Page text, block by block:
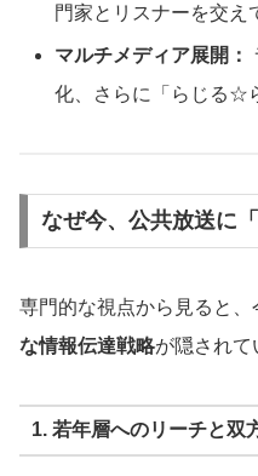
門家とリスナーを交え
マルチメディア展開：
化、さらに「らじる☆
なぜ今、公共放送に
専門的な視点から見ると
な情報伝達戦略が隠されて
1. 若年層へのリーチと双